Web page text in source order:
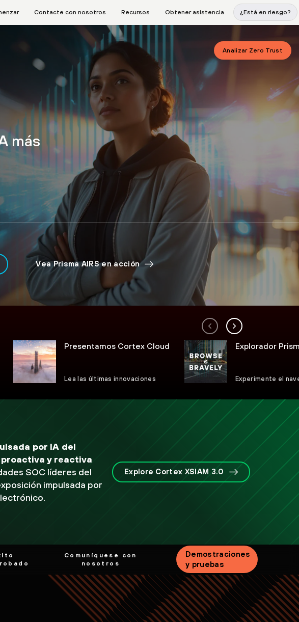
Contacte con nosotros Recursos Obtener asistencia ¿Está en riesgo?
Analizar Zero Trust
más
Vea Prisma AIRS en acción
Presentamos Cortex Cloud
Lea las últimas innovaciones
Explorador
Experimente el
por IA del
y reactiva
SOC líderes del
impulsada por
Explore Cortex XSIAM 3.0
Comuníquese con
nosotros
Demostraciones
y pruebas